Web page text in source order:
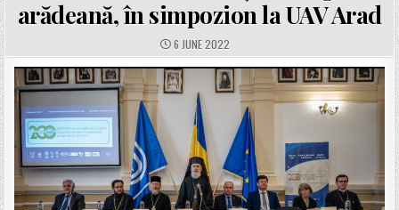
arădeană, în simpozion la UAV Arad
PUBLISHED
DATE:
6 JUNE 2022